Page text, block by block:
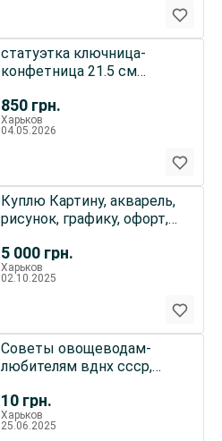
850 грн.
статуэтка ключница-
конфетница 21.5 см
Харьков
04.05.2026
5 000 грн.
Куплю Картину, акварель,
рисунок, графику, офорт,
Харьков
02.10.2025
10 грн.
Советы овощеводам-
любителям вднх ссср,
Харьков
25.06.2025